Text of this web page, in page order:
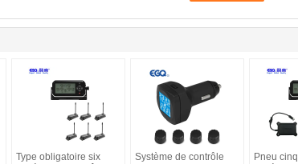
Type obligatoire six
Système de contrôle
Pneu